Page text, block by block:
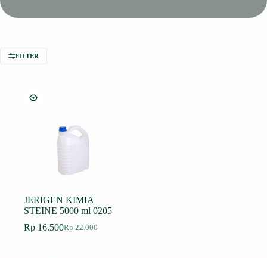
FILTER
JERIGEN KIMIA
STEINE 5000 ml 0205
Rp22.000
Harga
Rp 16.500Harga